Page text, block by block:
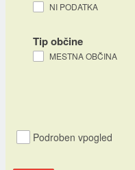
NI PODATKA
Tip občine
MESTNA OBČINA
Podroben vpogled